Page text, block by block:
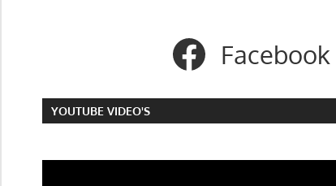
Facebook
YOUTUBE VIDEO'S